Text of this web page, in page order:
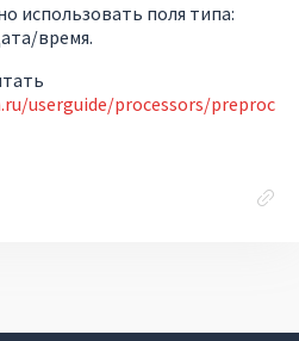
использовать поля типа:
время.
userguide/processors/preproc